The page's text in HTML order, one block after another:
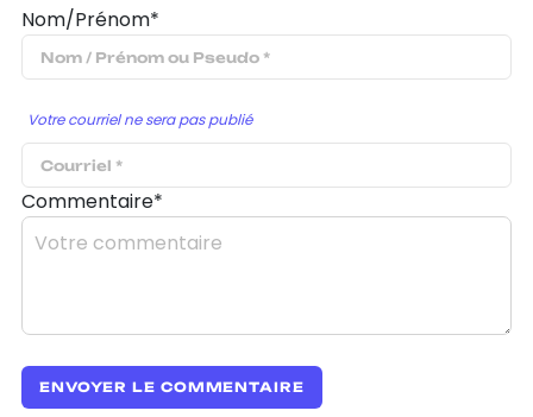
Nom/Prénom*
Votre courriel ne sera pas publié
Commentaire*